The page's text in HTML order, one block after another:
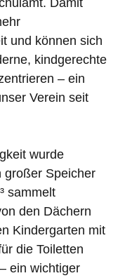
Damit
und können sich
kindgerechte
– ein
Verein seit
wurde
großer Speicher
sammelt
den Dächern
Kindergarten mit
die Toiletten
ein wichtiger